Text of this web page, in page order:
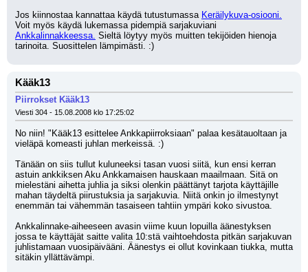
Jos kiinnostaa kannattaa käydä tutustumassa Keräilykuva-osiooni.
Ankkalinnakkeessa. Sieltä löytyy myös muitten tekijöiden hienoja
tarinoita. Suosittelen lämpimästi. :)
Kääk13
Piirrokset Kääk13
Viesti 304 - 15.08.2008 klo 17:25:02
No niin! "Kääk13 esittelee Ankkapiirroksiaan" palaa kesätauoltaan ja
vieläpä komeasti juhlan merkeissä. :)
Tänään on siis tullut kuluneeksi tasan vuosi siitä, kun ensi kerran
astuin ankkiksen Aku Ankkamaisen hauskaan maailmaan. Sitä on
mielestäni aihetta juhlia ja siksi olenkin päättänyt tarjota käyttäjille
mahan täydeltä piirustuksia ja sarjakuvia. Niitä onkin jo ilmestynyt
enemmän tai vähemmän tasaiseen tahtiin ympäri koko sivustoa.
Ankkalinnake-aiheeseen avasin viime kuun lopuilla äänestyksen
jossa te käyttäjät saitte valita 10:stä vaihtoehdosta pitkän sarjakuvan
juhlistamaan vuosipäivääni. Äänestys ei ollut kovinkaan tiukka, mutta
sitäkin yllättävämpi.